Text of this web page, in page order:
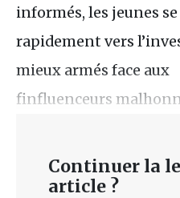
informés, les jeunes
rapidement vers
mieux armés face aux
finfluenceurs
Continuer la
article ?